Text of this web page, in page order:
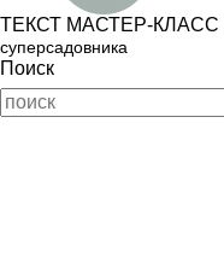
ТЕКСТ МАСТЕР-КЛАСС
суперсадовника
Поиск